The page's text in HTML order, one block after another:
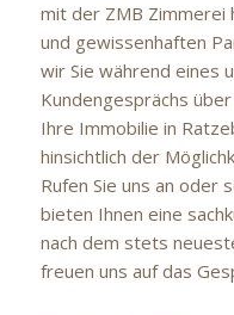
mit der ZMB Zimmerei
und gewissenhaften
wir Sie während eines
Kundengesprächs
Ihre Immobilie in
hinsichtlich der
Rufen Sie uns an oder
bieten Ihnen eine
nach dem stets
freuen uns auf das